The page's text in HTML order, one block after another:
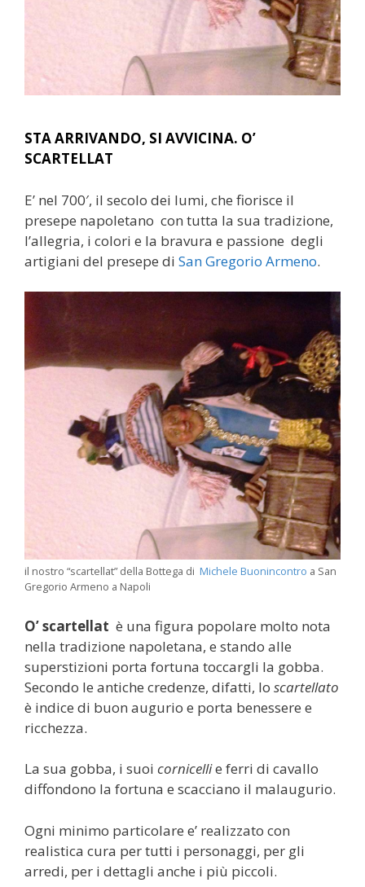
STA ARRIVANDO, SI AVVICINA. O’
SCARTELLAT
E’ nel 700′, il secolo dei lumi, che fiorisce il
presepe napoletano con tutta la sua tradizione,
l’allegria, i colori e la bravura e passione degli
artigiani del presepe di San Gregorio Armeno.
il nostro “scartellat” della Bottega di Michele Buonincontro a San
Gregorio Armeno a Napoli
O’ scartellat è una figura popolare molto nota
nella tradizione napoletana, e stando alle
superstizioni porta fortuna toccargli la gobba.
Secondo le antiche credenze, difatti, lo scartellato
è indice di buon augurio e porta benessere e
ricchezza.
La sua gobba, i suoi cornicellie ferri di cavallo
diffondono la fortuna e scacciano il malaugurio.
Ogni minimo particolare e’ realizzato con
realistica cura per tutti i personaggi, per gli
arredi, per i dettagli anche i più piccoli.